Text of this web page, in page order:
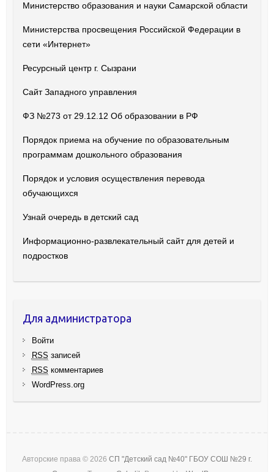
Министерство образования и науки Самарской области
Министерства просвещения Российской Федерации в
сети «Интернет»
Ресурсный центр г. Сызрани
Сайт Западного управления
ФЗ №273 от 29.12.12 Об образовании в РФ
Порядок приема на обучение по образовательным
программам дошкольного образования
Порядок и условия осуществления перевода
обучающихся
Узнай очередь в детский сад
Информационно-развлекательный сайт для детей и
подростков
Для администратора
Войти
RSS записей
RSS комментариев
WordPress.org
Авторские права © 2026 СП "Детский сад №40" ГБОУ СОШ №29 г.